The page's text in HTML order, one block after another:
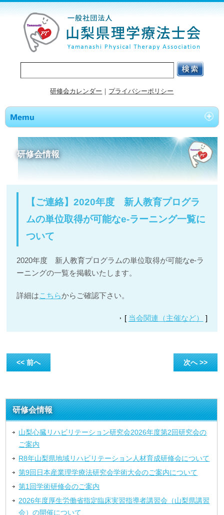
研修会カレンダー ｜ プライバシーポリシー
研修会情報
【ご連絡】2020年度 新人教育プログラ
ムの単位取得が可能なe-ラーニング一覧に
ついて
2020年度 新人教育プログラムの単位取得が可能なe-ラ
ーニングの一覧を掲載いたします。
詳細はこちらからご確認下さい。
[ 当会関連（主催など） ]
<< 前へ 次へ >>
研修会情報
山梨心臓リハビリテーション研究会2026年度第2回研究会の
ご案内
R8年山梨県地域リハビリテーション人材育成研修会について
第9回日本産業理学療法研究会学術大会のご案内について
第1回学術研修会のご案内
2026年度厚生労働省指定臨床実習指導者講習会（山梨県講習
会）の開催について